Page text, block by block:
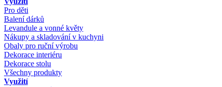
Pro děti
Balení dárků
Levandule a vonné květy
Nákupy a skladování v kuchyni
Obaly pro ruční výrobu
Dekorace interiéru
Dekorace stolu
Všechny produkty
Využití